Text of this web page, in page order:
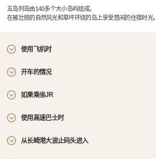
五岛列岛由140多个大小岛屿组成。
在被壮丽的自然风光和草坪环绕的岛上享受悠闲的住宿时光。
使用飞机时
开车的情况
如果乘坐JR
使用高速巴士时
从长崎港大波止码头进入